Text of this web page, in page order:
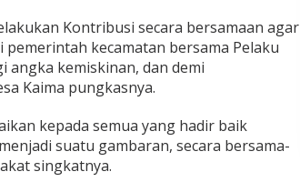
Kontribusi secara bersamaan agar
kecamatan bersama Pelaku
angka kemiskinan, dan demi
Kaima pungkasnya.
kepada semua yang hadir baik
suatu gambaran, secara bersama-
singkatnya.